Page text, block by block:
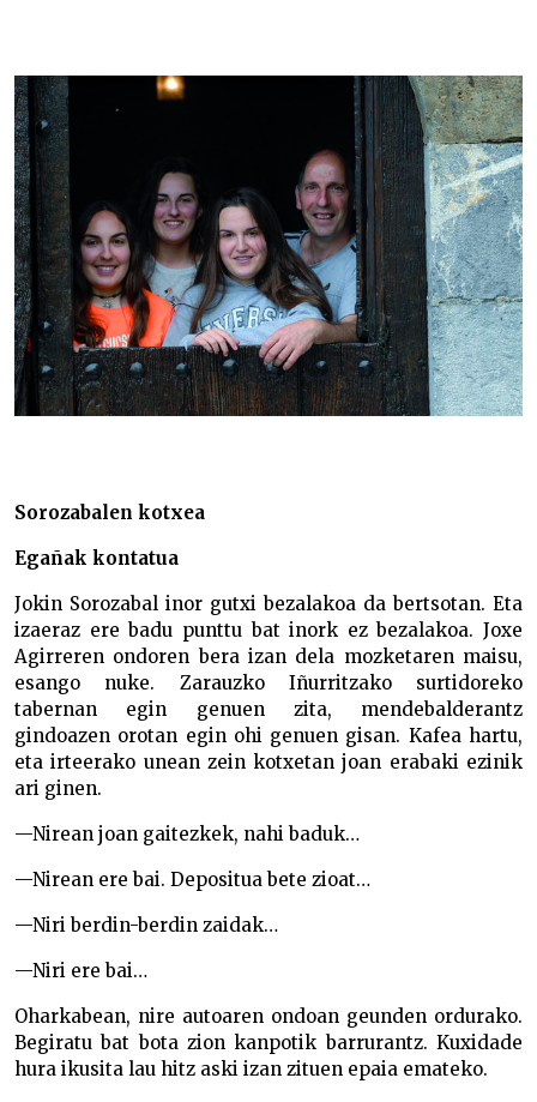
Sorozabalen kotxea
Egañak kontatua
Jokin Sorozabal inor gutxi bezalakoa da bertsotan. Eta
izaeraz ere badu punttu bat inork ez bezalakoa. Joxe
Agirreren ondoren bera izan dela mozketaren maisu,
esango nuke. Zarauzko Iñurritzako surtidoreko
tabernan egin genuen zita, mendebalderantz
gindoazen orotan egin ohi genuen gisan. Kafea hartu,
eta irteerako unean zein kotxetan joan erabaki ezinik
ari ginen.
—Nirean joan gaitezkek, nahi baduk…
—Nirean ere bai. Depositua bete zioat…
—Niri berdin-berdin zaidak…
—Niri ere bai…
Oharkabean, nire autoaren ondoan geunden ordurako.
Begiratu bat bota zion kanpotik barrurantz. Kuxidade
hura ikusita lau hitz aski izan zituen epaia emateko.